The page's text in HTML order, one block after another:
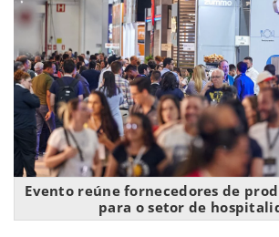
Evento reúne fornecedores de
para o setor de